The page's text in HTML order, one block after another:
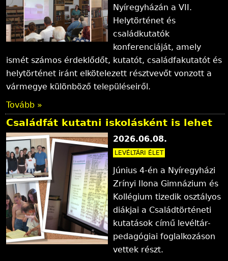
Nyíregyházán a VII.
Helytörténet és
családkutatók
konferenciáját, amely
ismét számos érdeklődőt, kutatót, családfakutatót és
helytörténet iránt elkötelezett résztvevőt vonzott a
vármegye különböző településeiről.
Tovább »
Családfát kutatni iskolásként is lehet
2026.06.08.
LEVÉLTÁRI ÉLET
Június 4-én a Nyíregyházi
Zrínyi Ilona Gimnázium és
Kollégium tizedik osztályos
diákjai a Családtörténeti
kutatások című levéltár-
pedagógiai foglalkozáson
vettek részt.